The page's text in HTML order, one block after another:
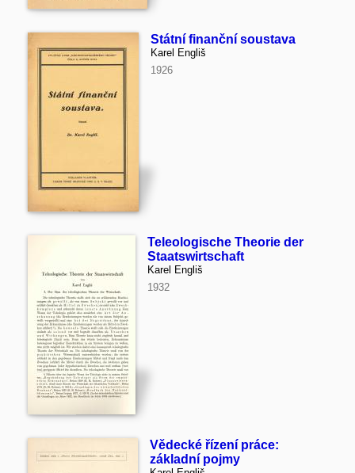
Státní finanční soustava
Karel Engliš
1926
Teleologische Theorie der
Staatswirtschaft
Karel Engliš
1932
Vědecké řízení práce:
základní pojmy